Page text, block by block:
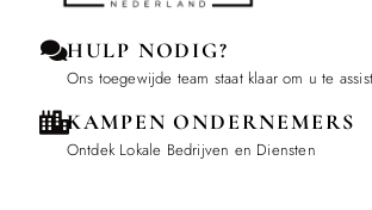
HULP NODIG?
Ons toegewijde team staat klaar om u te
KAMPEN ONDERNEMERS
Ontdek Lokale Bedrijven en Diensten